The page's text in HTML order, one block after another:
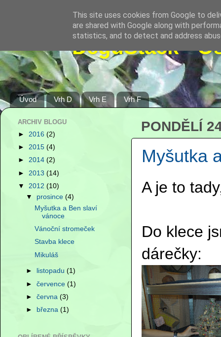
DeguStack -
Úvod Vrh D Vrh E Vrh F
PONDĚLÍ
Myšutka
A je to
Do klece
dárečky:
ARCHIV BLOGU
► 2016 (2)
► 2015 (4)
► 2014 (2)
► 2013 (14)
▼ 2012 (10)
▼ prosince(4)
Myšutka a Ben slaví
vánoce
Vánoční stromeček
Stavba klece
Mikuláš
► listopadu(1)
►července(1)
►června(3)
►
března(1)
This site uses cookies from Google to
are shared with Google along with
statistics, and to detect and address